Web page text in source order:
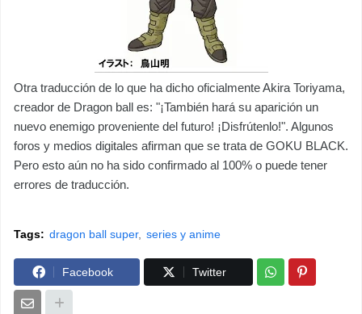
Otra traducción de lo que ha dicho oficialmente Akira Toriyama,
creador de Dragon ball es: "¡También hará su aparición un
nuevo enemigo proveniente del futuro! ¡Disfrútenlo!". Algunos
foros y medios digitales afirman que se trata de GOKU BLACK.
Pero esto aún no ha sido confirmado al 100% o puede tener
errores de traducción.
Tags: dragon ball super series y anime
Facebook Twitter